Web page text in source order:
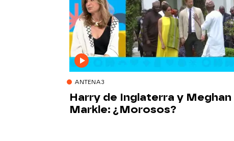
ANTENA3
Harry de Inglaterra y Meghan
Markle: ¿Morosos?